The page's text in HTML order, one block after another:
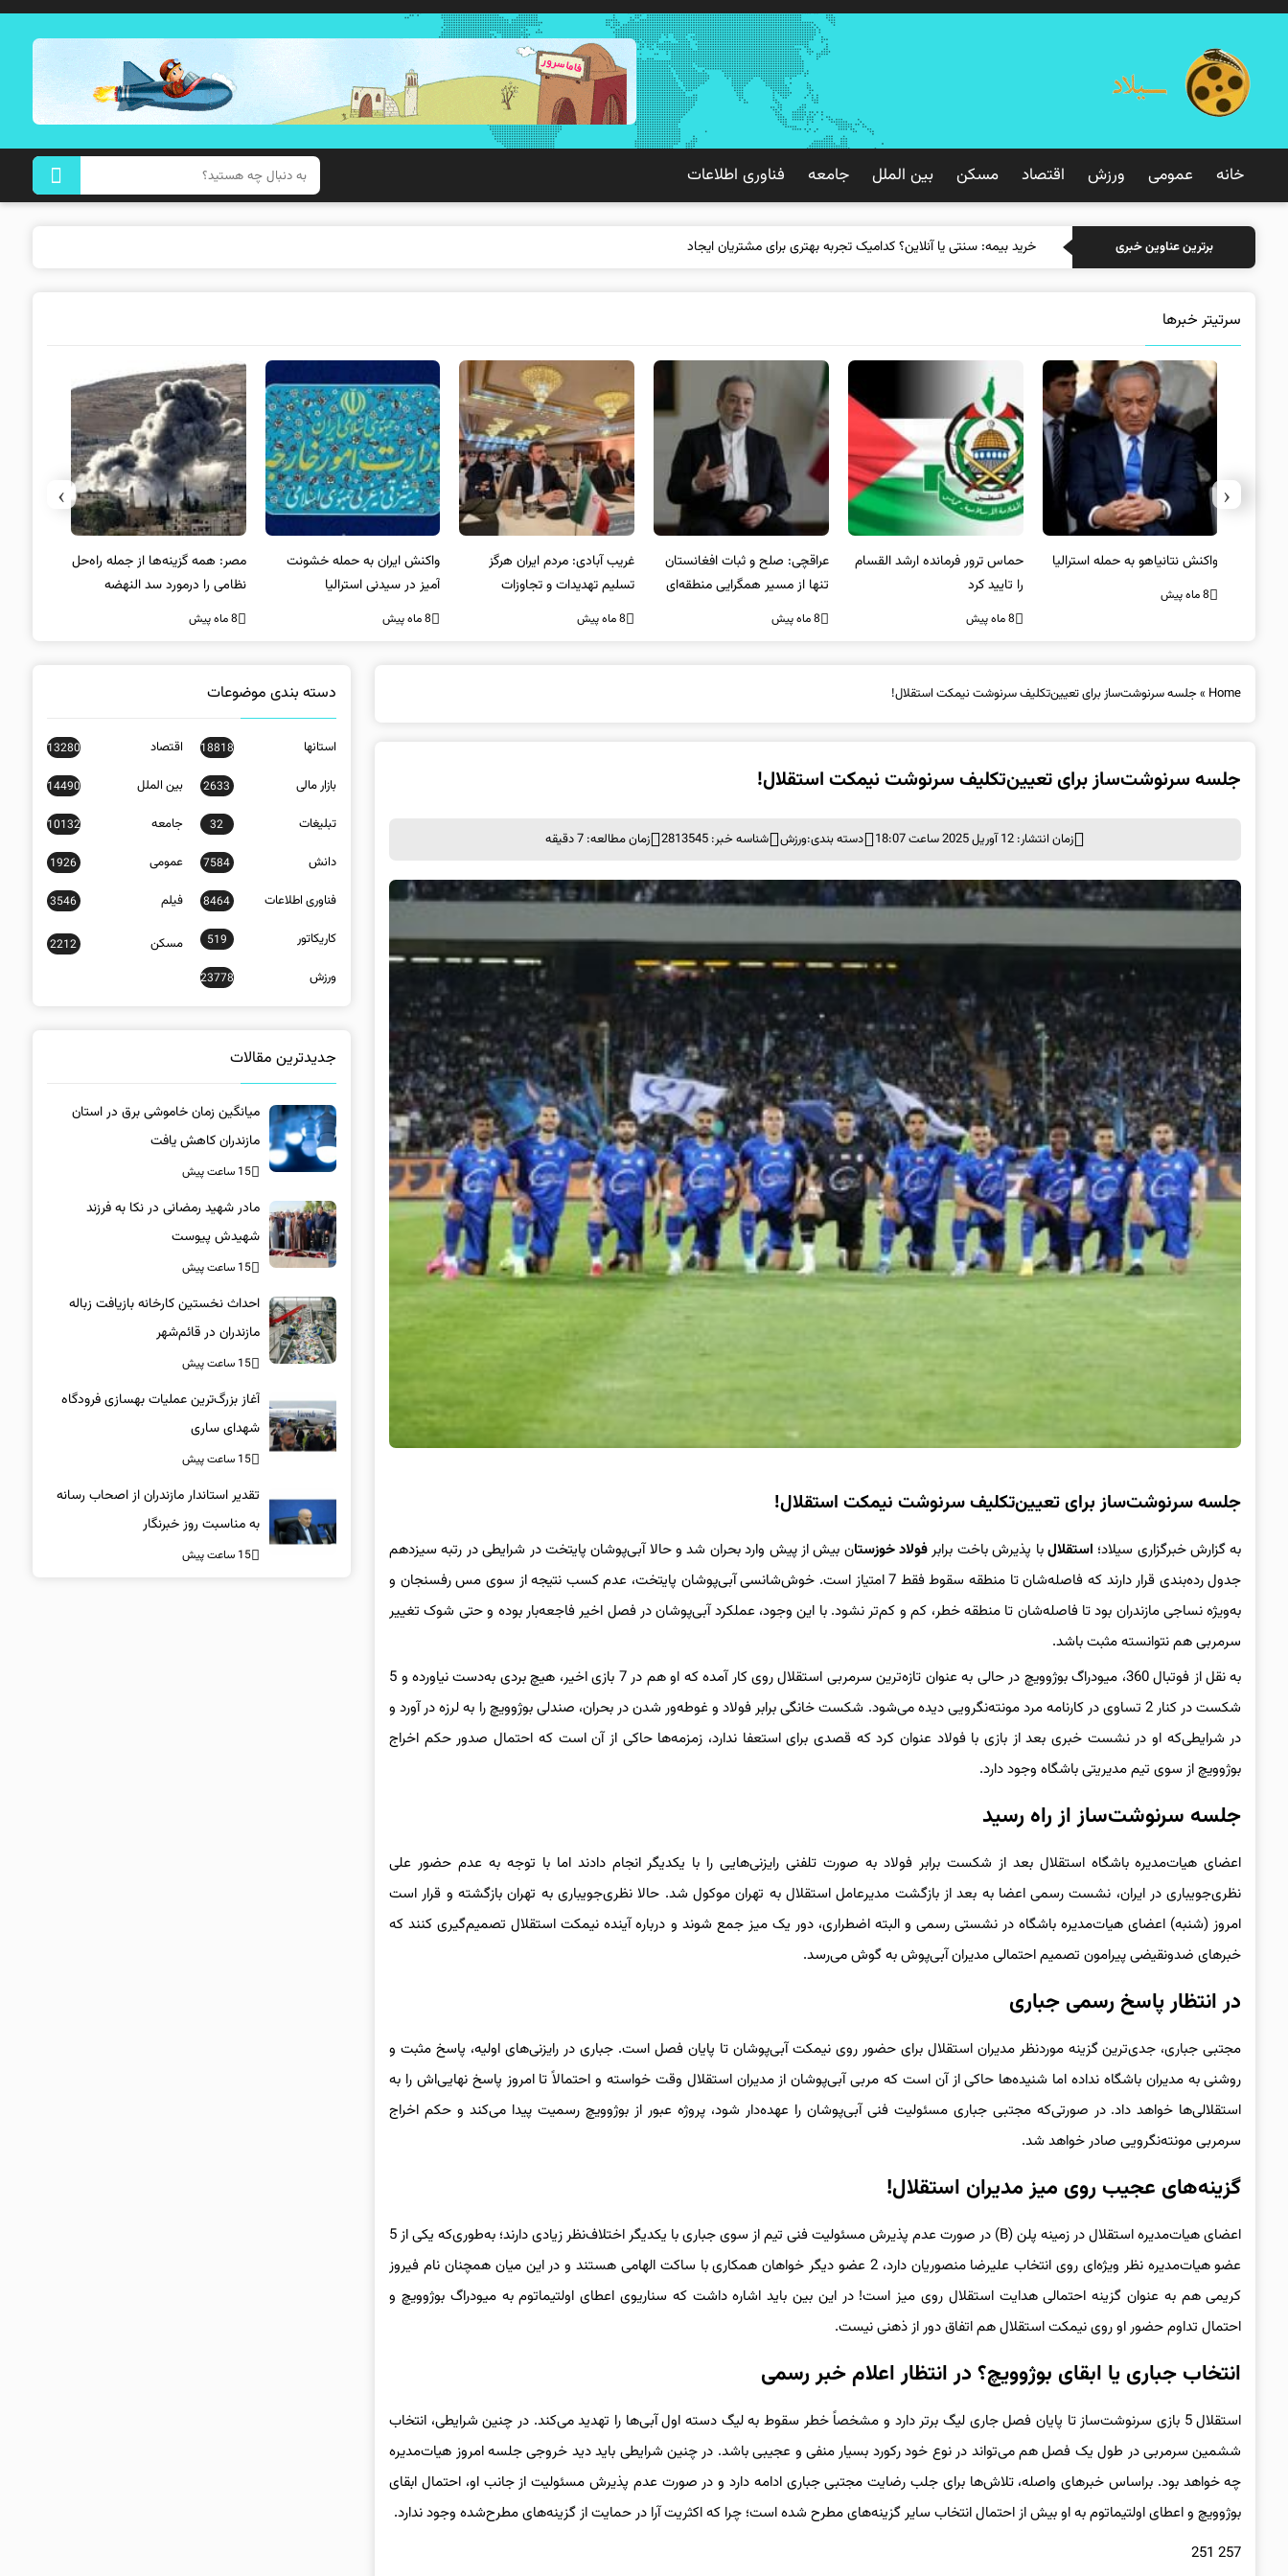
خانه عمومی ورزش اقتصاد مسکن بین الملل جامعه فناوری اطلاعات
برترین عناوین خبری خرید بیمه: سنتی یا آنلاین؟ کدامیک تجربه بهتری برای مشتریان ایجاد می‌کند؟
سرتیتر خبرها
حماس ترور فرمانده ارشد القسام
را تایید کرد
عراقچی: صلح و ثبات افغانستان
تنها از مسیر همگرایی منطقه‌ای
محقق می‌شود
8 ماه پیش
غریب آبادی: مردم ایران هرگز
تسلیم تهدیدات و تجاوزات
نخواهند شد و متحد و منسجم
8 ماه پیش
واکنش ایران به حمله خشونت
آمیز در سیدنی استرالیا
8 ماه پیش
مصر: همه گزینه‌ها از جمله راه‌حل
نظامی را درمورد سد النهضه
بررسی می‌کنیم
8 ماه پیش
واکنش آمریکا به تیراندازی مرگبار
در سیدنی
8 ماه پیش
‹
›
Home
»جلسه سرنوشت‌ساز برای تعیین‌تکلیف سرنوشت نیمکت استقلال!
جلسه سرنوشت‌ساز برای تعیین‌تکلیف سرنوشت نیمکت استقلال!
زمان انتشار: 12 آوریل 2025 ساعت 18:07 دسته بندی:ورزش شناسه خبر: 2813545 زمان مطالعه: 7 دقیقه
جلسه سرنوشت‌ساز برای تعیین‌تکلیف سرنوشت نیمکت استقلال!
به گزارش خبرگزاری سیلاد؛ استقلالبا پذیرش باخت برابرفولاد خوزستان بیش از پیش وارد بحران شد و حالا آبی‌پوشان پایتخت در شرایطی در رتبه سیزدهم
جدول رده‌بندی قرار دارند که فاصله‌شان تا منطقه سقوط فقط 7 امتیاز است. خوش‌شانسی آبی‌پوشان پایتخت، عدم کسب نتیجه از سوی مس رفسنجان و
به‌ویژه نساجی مازندران بود تا فاصله‌شان تا منطقه خطر، کم و کم‌تر نشود. با این وجود، عملکرد آبی‌پوشان در فصل اخیر فاجعه‌بار بوده و حتی شوک تغییر
سرمربی هم نتوانسته مثبت باشد.
به نقل از فوتبال 360، میودراگ بوژوویچ در حالی به عنوان تازه‌ترین سرمربی استقلال روی کار آمده که او هم در 7 بازی اخیر، هیچ بردی به‌دست نیاورده و 5
شکست در کنار 2 تساوی در کارنامه مرد مونته‌نگرویی دیده می‌شود. شکست خانگی برابر فولاد و غوطه‌ور شدن در بحران، صندلی بوژوویچ را به لرزه در آورد و
در شرایطی‌که او در نشست خبری بعد از بازی با فولاد عنوان کرد که قصدی برای استعفا ندارد، زمزمه‌ها حاکی از آن است که احتمال صدور حکم اخراج
بوژوویچ از سوی تیم مدیریتی باشگاه وجود دارد.
جلسه سرنوشت‌ساز از راه رسید
اعضای هیات‌مدیره باشگاه استقلال بعد از شکست برابر فولاد به صورت تلفنی رایزنی‌هایی را با یکدیگر انجام دادند اما با توجه به عدم حضور علی
نظری‌جویباری در ایران، نشست رسمی اعضا به بعد از بازگشت مدیرعامل استقلال به تهران موکول شد. حالا نظری‌جویباری به تهران بازگشته و قرار است
امروز (شنبه) اعضای هیات‌مدیره باشگاه در نشستی رسمی و البته اضطراری، دور یک میز جمع شوند و درباره آینده نیمکت استقلال تصمیم‌گیری کنند که
خبرهای ضدونقیضی پیرامون تصمیم احتمالی مدیران آبی‌پوش به گوش می‌رسد.
در انتظار پاسخ رسمی جباری
مجتبی جباری، جدی‌ترین گزینه موردنظر مدیران استقلال برای حضور روی نیمکت آبی‌پوشان تا پایان فصل است. جباری در رایزنی‌های اولیه، پاسخ مثبت و
روشنی به مدیران باشگاه نداده اما شنیده‌ها حاکی از آن است که مربی آبی‌پوشان از مدیران استقلال وقت خواسته و احتمالاً تا امروز پاسخ نهایی‌اش را به
استقلالی‌ها خواهد داد. در صورتی‌که مجتبی جباری مسئولیت فنی آبی‌پوشان را عهده‌دار شود، پروژه عبور از بوژوویچ رسمیت پیدا می‌کند و حکم اخراج
سرمربی مونته‌نگرویی صادر خواهد شد.
گزینه‌های عجیب روی میز مدیران استقلال!
اعضای هیات‌مدیره استقلال در زمینه پلن (B) در صورت عدم پذیرش مسئولیت فنی تیم از سوی جباری با یکدیگر اختلاف‌نظر زیادی دارند؛ به‌طوری‌که یکی از 5
عضو هیات‌مدیره نظر ویژه‌ای روی انتخاب علیرضا منصوریان دارد، 2 عضو دیگر خواهان همکاری با ساکت الهامی هستند و در این میان همچنان نام فیروز
کریمی هم به عنوان گزینه احتمالی هدایت استقلال روی میز است! در این بین باید اشاره داشت که سناریوی اعطای اولتیماتوم به میودراگ بوژوویچ و
احتمال تداوم حضور او روی نیمکت استقلال هم اتفاق دور از ذهنی نیست.
انتخاب جباری یا ابقای بوژوویچ؟ در انتظار اعلام خبر رسمی
استقلال 5 بازی سرنوشت‌ساز تا پایان فصل جاری لیگ برتر دارد و مشخصاً خطر سقوط به لیگ دسته اول آبی‌ها را تهدید می‌کند. در چنین شرایطی، انتخاب
ششمین سرمربی در طول یک فصل هم می‌تواند در نوع خود رکورد بسیار منفی و عجیبی باشد. در چنین شرایطی باید دید خروجی جلسه امروز هیات‌مدیره
چه خواهد بود. براساس خبرهای واصله، تلاش‌ها برای جلب رضایت مجتبی جباری ادامه دارد و در صورت عدم پذیرش مسئولیت از جانب او، احتمال ابقای
بوژوویچ و اعطای اولتیماتوم به او بیش از احتمال انتخاب سایر گزینه‌های مطرح شده است؛ چرا که اکثریت آرا در حمایت از گزینه‌های مطرح‌شده وجود ندارد.
257 251
دسته بندی موضوعات
استانها 18818 اقتصاد 13280
بازار مالی 2633 بین الملل 14490
تبلیغات 32 جامعه 10132
دانش 7584 عمومی 1926
فناوری اطلاعات 8464 فیلم 3546
کاریکاتور 519 مسکن 2212
ورزش 23778
جدیدترین مقالات
میانگین زمان خاموشی برق در استان
مازندران کاهش یافت
15 ساعت پیش
مادر شهید رمضانی در نکا به فرزند
شهیدش پیوست
15 ساعت پیش
احداث نخستین کارخانه بازیافت زباله
مازندران در قائم‌شهر
15 ساعت پیش
آغاز بزرگ‌ترین عملیات بهسازی فرودگاه
شهدای ساری
15 ساعت پیش
تقدیر استاندار مازندران از اصحاب رسانه
به مناسبت روز خبرنگار
15 ساعت پیش